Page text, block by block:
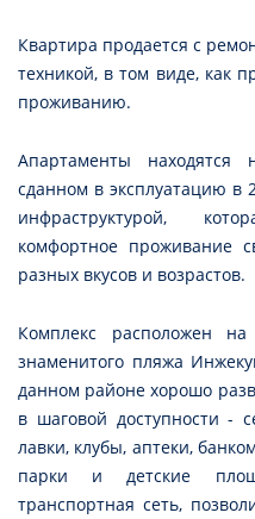
Квартира продается с
техникой, в том виде, как
проживанию.
Апартаменты
сданном в эксплуатацию в
инфраструктурой,
комфортное проживание
разных вкусов и возрастов.
Комплекс расположен
знаменитого пляжа
данном районе хорошо
в шаговой доступности -
лавки, клубы, аптеки,
парки и детские
транспортная сеть,